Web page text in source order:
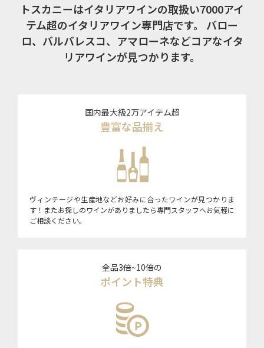
トスカニーはイタリアワインの取扱い7000アイ
テム超のイタリアワイン専門店です。
バロー
ロ、バルバレスコ、アマローネなどコアなイタ
リアワインが見つかります。
国内最大級2万アイテム超
豊富な品揃え
ヴィンテージや生産地などお好みに合ったワインが見つかりま
す！またお探しのワインがありましたら専門スタッフへお気軽に
ご相談ください。
全品3倍~10倍の
ポイント特典